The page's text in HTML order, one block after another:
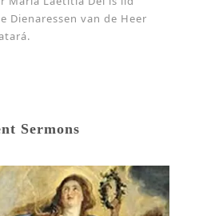
Dienaressen van de Heer
Sermons